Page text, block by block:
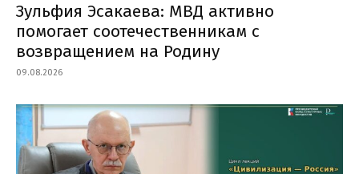
Зульфия Эсакаева: МВД активно
помогает соотечественникам с
возвращением на Родину
09.08.2026